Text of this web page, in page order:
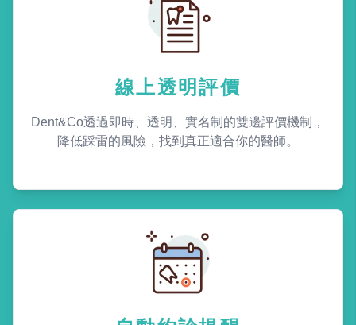
線上透明評價
Dent&Co透過即時、透明、實名制的雙邊評價機制，
降低踩雷的風險，找到真正適合你的醫師。